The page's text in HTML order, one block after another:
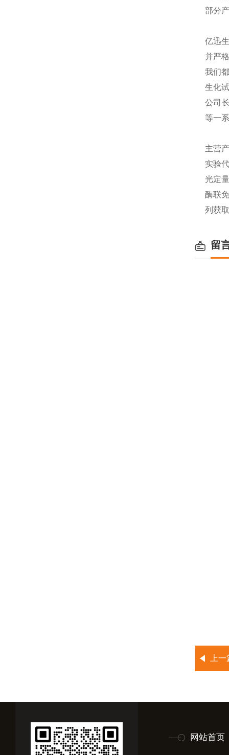
部分
亿迅
并严
我们
生化
公司
等一
主营
实验
光定
酶联
列获
留
上
网站首页